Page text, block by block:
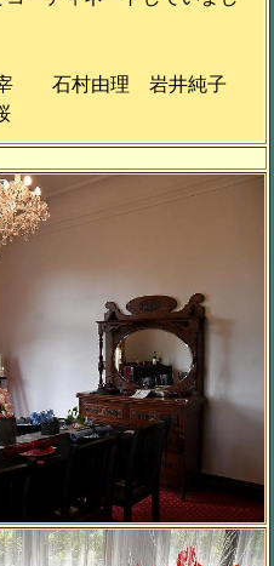
宰 石村由理 岩井純子